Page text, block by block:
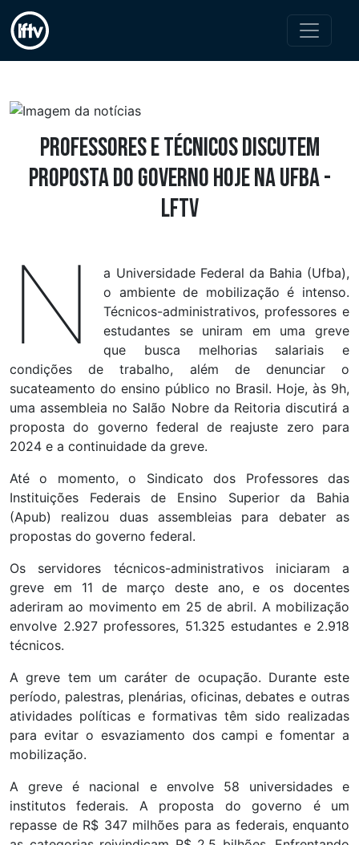
Professores e técnicos discutem
proposta do governo hoje na Ufba -
LFTV
N
a Universidade Federal da Bahia (Ufba),
o ambiente de mobilização é intenso.
Técnicos-administrativos, professores e
estudantes se uniram em uma greve
que busca melhorias salariais e
condições de trabalho, além de denunciar o
sucateamento do ensino público no Brasil. Hoje, às 9h,
uma assembleia no Salão Nobre da Reitoria discutirá a
proposta do governo federal de reajuste zero para
2024 e a continuidade da greve.
Até o momento, o Sindicato dos Professores das
Instituições Federais de Ensino Superior da Bahia
(Apub) realizou duas assembleias para debater as
propostas do governo federal.
Os servidores técnicos-administrativos iniciaram a
greve em 11 de março deste ano, e os docentes
aderiram ao movimento em 25 de abril. A mobilização
envolve 2.927 professores, 51.325 estudantes e 2.918
técnicos.
A greve tem um caráter de ocupação. Durante este
período, palestras, plenárias, oficinas, debates e outras
atividades políticas e formativas têm sido realizadas
para evitar o esvaziamento dos campi e fomentar a
mobilização.
A greve é nacional e envolve 58 universidades e
institutos federais. A proposta do governo é um
repasse de R$ 347 milhões para as federais, enquanto